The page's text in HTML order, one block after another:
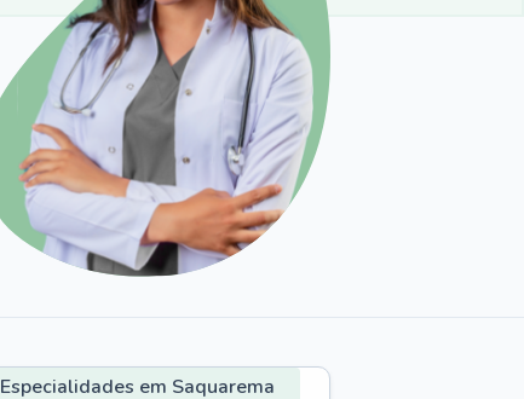
Especialidades em Saquarema